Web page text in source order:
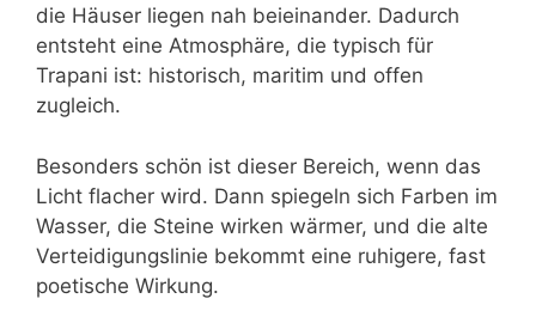
die Häuser liegen nah beieinander. Dadurch
entsteht eine Atmosphäre, die typisch für
Trapani ist: historisch, maritim und offen
zugleich.
Besonders schön ist dieser Bereich, wenn das
Licht flacher wird. Dann spiegeln sich Farben im
Wasser, die Steine wirken wärmer, und die alte
Verteidigungslinie bekommt eine ruhigere, fast
poetische Wirkung.